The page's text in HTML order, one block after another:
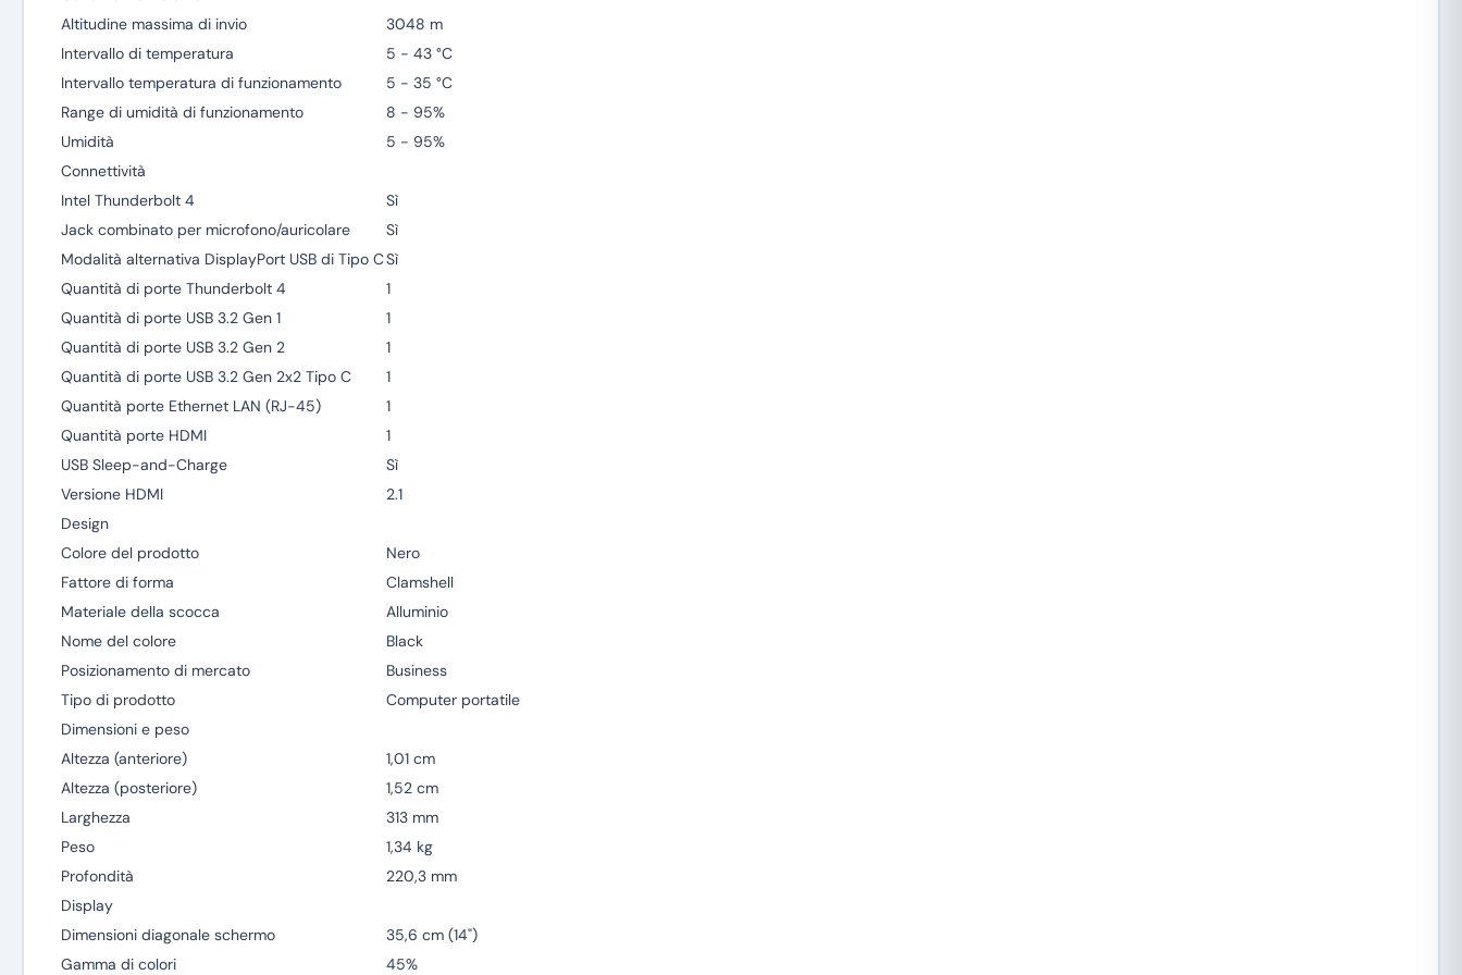
Altitudine massima di invio
3048 m
Intervallo di temperatura
5 - 43 °C
Intervallo temperatura di funzionamento
5 - 35 °C
Range di umidità di funzionamento
8 - 95%
Umidità
5 - 95%
Connettività
Intel Thunderbolt 4
Sì
Jack combinato per microfono/auricolare
Sì
Modalità alternativa DisplayPort USB di Tipo CSì
Quantità di porte Thunderbolt 4
1
Quantità di porte USB 3.2 Gen 1
1
Quantità di porte USB 3.2 Gen 2
1
Quantità di porte USB 3.2 Gen 2x2 Tipo C
1
Quantità porte Ethernet LAN (RJ-45)
1
Quantità porte HDMI
1
USB Sleep-and-Charge
Sì
Versione HDMI
2.1
Design
Colore del prodotto
Nero
Fattore di forma
Clamshell
Materiale della scocca
Alluminio
Nome del colore
Black
Posizionamento di mercato
Business
Tipo di prodotto
Computer portatile
Dimensioni e peso
Altezza (anteriore)
1,01 cm
Altezza (posteriore)
1,52 cm
Larghezza
313 mm
Peso
1,34 kg
Profondità
220,3 mm
Display
Dimensioni diagonale schermo
35,6 cm (14")
Gamma di colori
45%